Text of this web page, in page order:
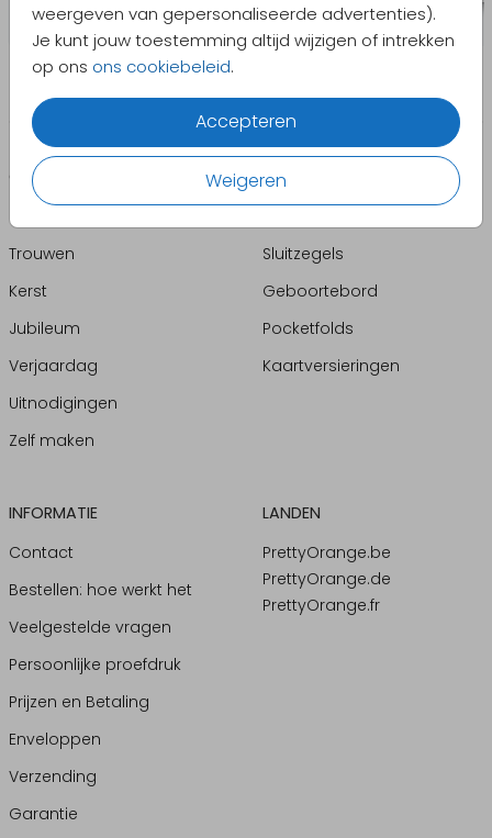
weergeven van gepersonaliseerde advertenties).
Je kunt jouw toestemming altijd wijzigen of intrekken
op ons ons cookiebeleid.
Accepteren
Weigeren
CATEGORIEËN
Geboorte
Trouwen
Kerst
Jubileum
Verjaardag
Uitnodigingen
Zelf maken
PRODUCTEN
Sluitzegels
Geboortebord
Pocketfolds
Kaartversieringen
INFORMATIE
Contact
Bestellen: hoe werkt het
Veelgestelde vragen
Persoonlijke proefdruk
Prijzen en Betaling
Enveloppen
Verzending
Garantie
LANDEN
PrettyOrange.be
PrettyOrange.de
PrettyOrange.fr